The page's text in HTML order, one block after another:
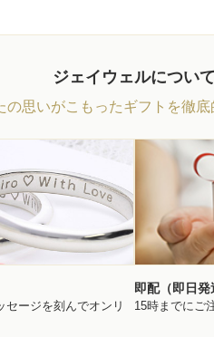
ジェイウェルについて
の思いがこもったギフトを徹
セージを刻んでオンリ
即配（即日発
15時までにご